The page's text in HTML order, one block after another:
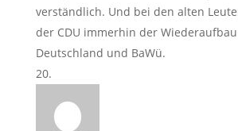
verständlich. Und bei den alten
der CDU immerhin der
Deutschland und BaWü.